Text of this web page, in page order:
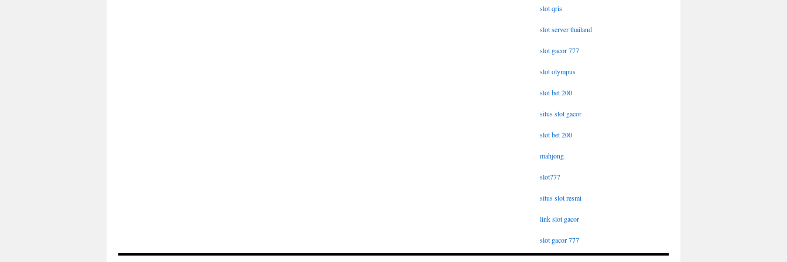
slot qris
slot server thailand
slot gacor 777
slot olympus
slot bet 200
situs slot gacor
slot bet 200
mahjong
slot777
situs slot resmi
link slot gacor
slot gacor 777